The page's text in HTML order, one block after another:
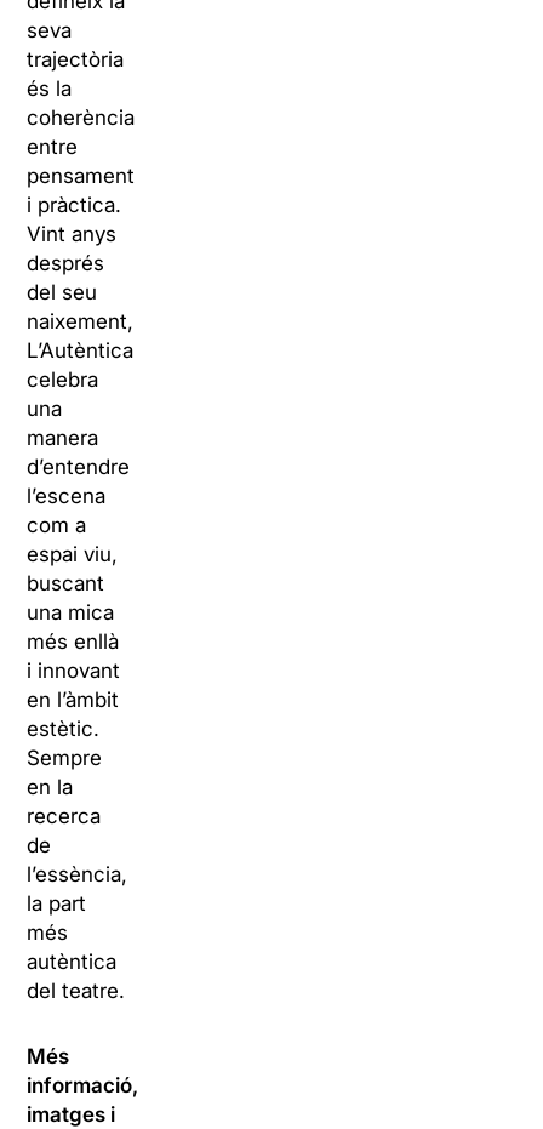
seva
trajectòria
és la
coherència
entre
pensament
i pràctica.
Vint anys
després
del seu
naixement,
L’Autèntica
celebra
una
manera
d’entendre
l’escena
com a
espai viu,
buscant
una mica
més enllà
i innovant
en l’àmbit
estètic.
Sempre
en la
recerca
de
l’essència,
la part
més
autèntica
del teatre.
Més
informació,
imatges i